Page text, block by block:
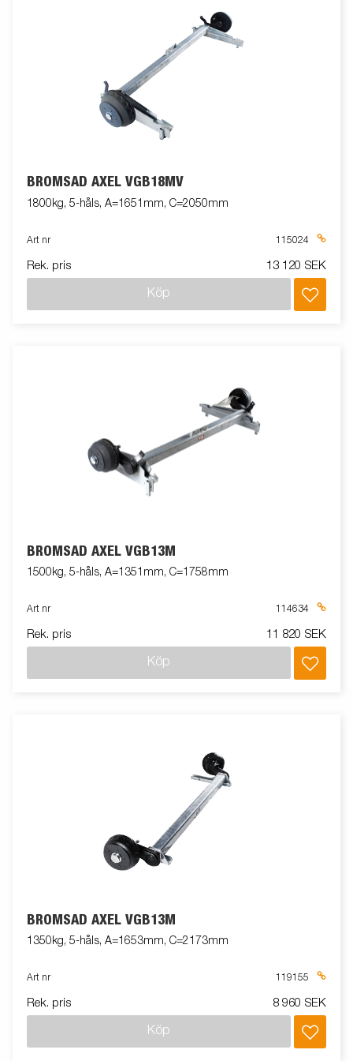
BROMSAD AXEL VGB18MV
1800kg, 5-håls, A=1651mm, C=2050mm
Art nr 115024
Rek. pris 13 120 SEK
Köp
BROMSAD AXEL VGB13M
1500kg, 5-håls, A=1351mm, C=1758mm
Art nr 114634
Rek. pris 11 820 SEK
Köp
BROMSAD AXEL VGB13M
1350kg, 5-håls, A=1653mm, C=2173mm
Art nr 119155
Rek. pris 8 960 SEK
Köp